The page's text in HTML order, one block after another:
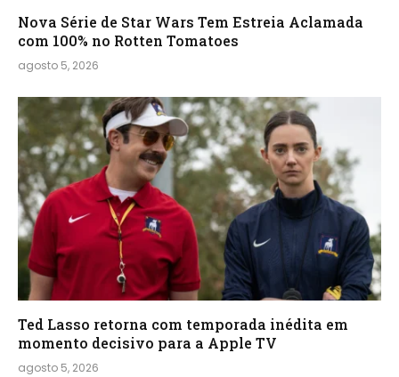
Nova Série de Star Wars Tem Estreia Aclamada
com 100% no Rotten Tomatoes
agosto 5, 2026
Ted Lasso retorna com temporada inédita em
momento decisivo para a Apple TV
agosto 5, 2026